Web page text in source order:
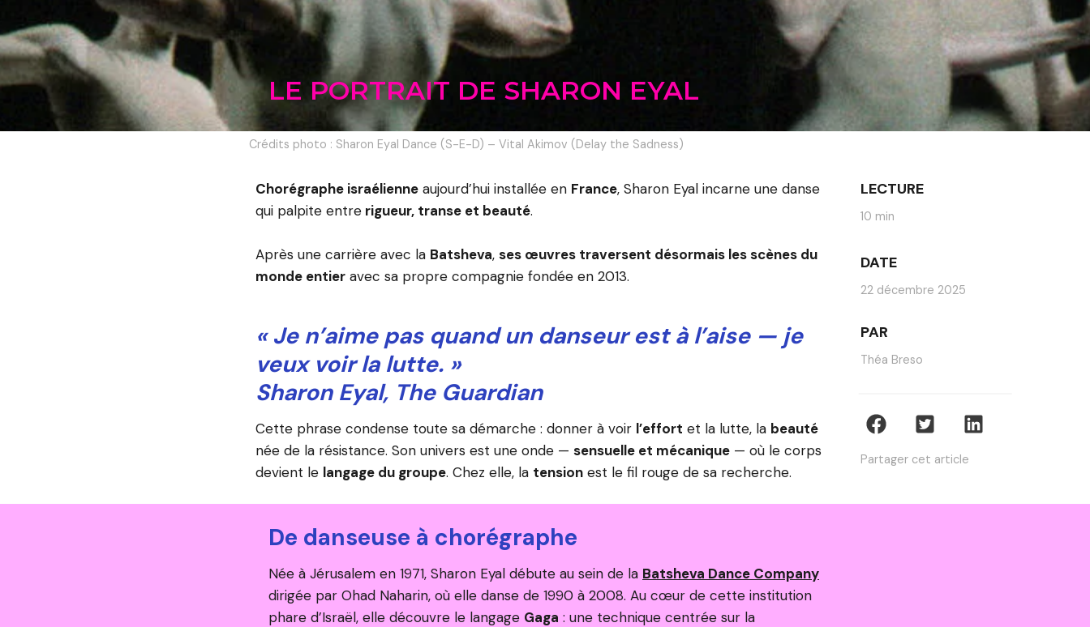
LE PORTRAIT DE SHARON EYAL
Crédits photo : Sharon Eyal Dance (S-E-D) – Vital Akimov (Delay the Sadness)
Chorégraphe israélienneaujourd’hui installée en France, Sharon Eyal incarne une danse
qui palpite entrerigueur, transe et beauté.
Après une carrière avec la Batsheva, ses œuvres traversent désormais les scènes du
monde entieravec sa propre compagnie fondée en 2013.
« Je n’aime pas quand un danseur est à l’aise — je
veux voir la lutte. »
Sharon Eyal, The Guardian
Cette phrase condense toute sa démarche : donner à voir l’effort et la lutte, la beauté
née de la résistance. Son univers est une onde — sensuelle et mécanique— où le corps
devient le langage du groupe. Chez elle, la tensionest le fil rouge de sa recherche.
LECTURE
10 min
DATE
22 décembre 2025
PAR
Théa Breso
Partager cet article
De danseuse à chorégraphe
Née à Jérusalem en 1971, Sharon Eyal débute au sein de la Batsheva Dance Company
dirigée par Ohad Naharin, où elle danse de 1990 à 2008. Au cœur de cette institution
phare d’Israël, elle découvre le langage Gaga : une technique centrée sur la